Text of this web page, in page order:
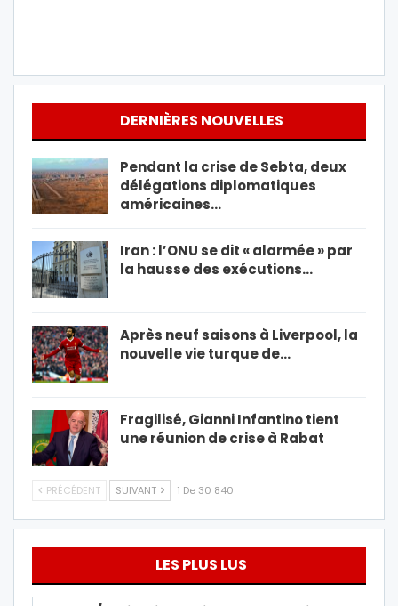
DERNIÈRES NOUVELLES
Pendant la crise de Sebta, deux
délégations diplomatiques
américaines…
Iran : l’ONU se dit « alarmée » par
la hausse des exécutions…
Après neuf saisons à Liverpool, la
nouvelle vie turque de…
Fragilisé, Gianni Infantino tient
une réunion de crise à Rabat
PRÉCÉDENT SUIVANT 1 De 30 840
LES PLUS LUS